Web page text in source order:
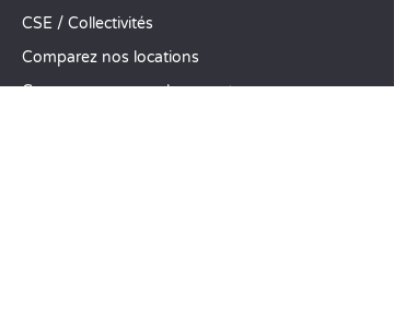
CSE / Collectivités
Comparez nos locations
Comparez nos emplacements